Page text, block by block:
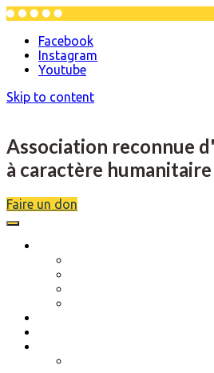
Facebook
Instagram
Youtube
Skip to content
Association reconnue
à caractère humanitaire
Faire un don